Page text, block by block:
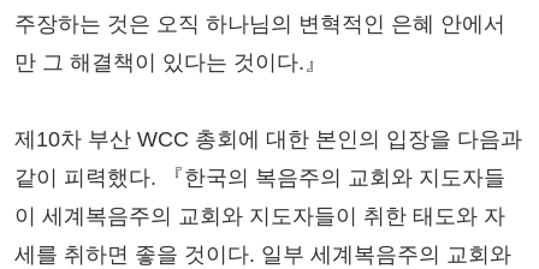
주장하는 것은 오직 하나님의 변혁적인 은혜 안에서
만 그 해결책이 있다는 것이다.』
제10차 부산 WCC 총회에 대한 본인의 입장을 다음과
같이 피력했다. 『한국의 복음주의 교회와 지도자들
이 세계복음주의 교회와 지도자들이 취한 태도와 자
세를 취하면 좋을 것이다. 일부 세계복음주의 교회와